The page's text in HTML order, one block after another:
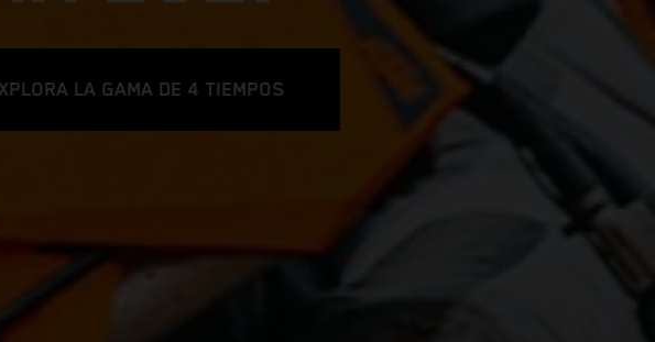
LA GAMA DE 4 TIEMPOS